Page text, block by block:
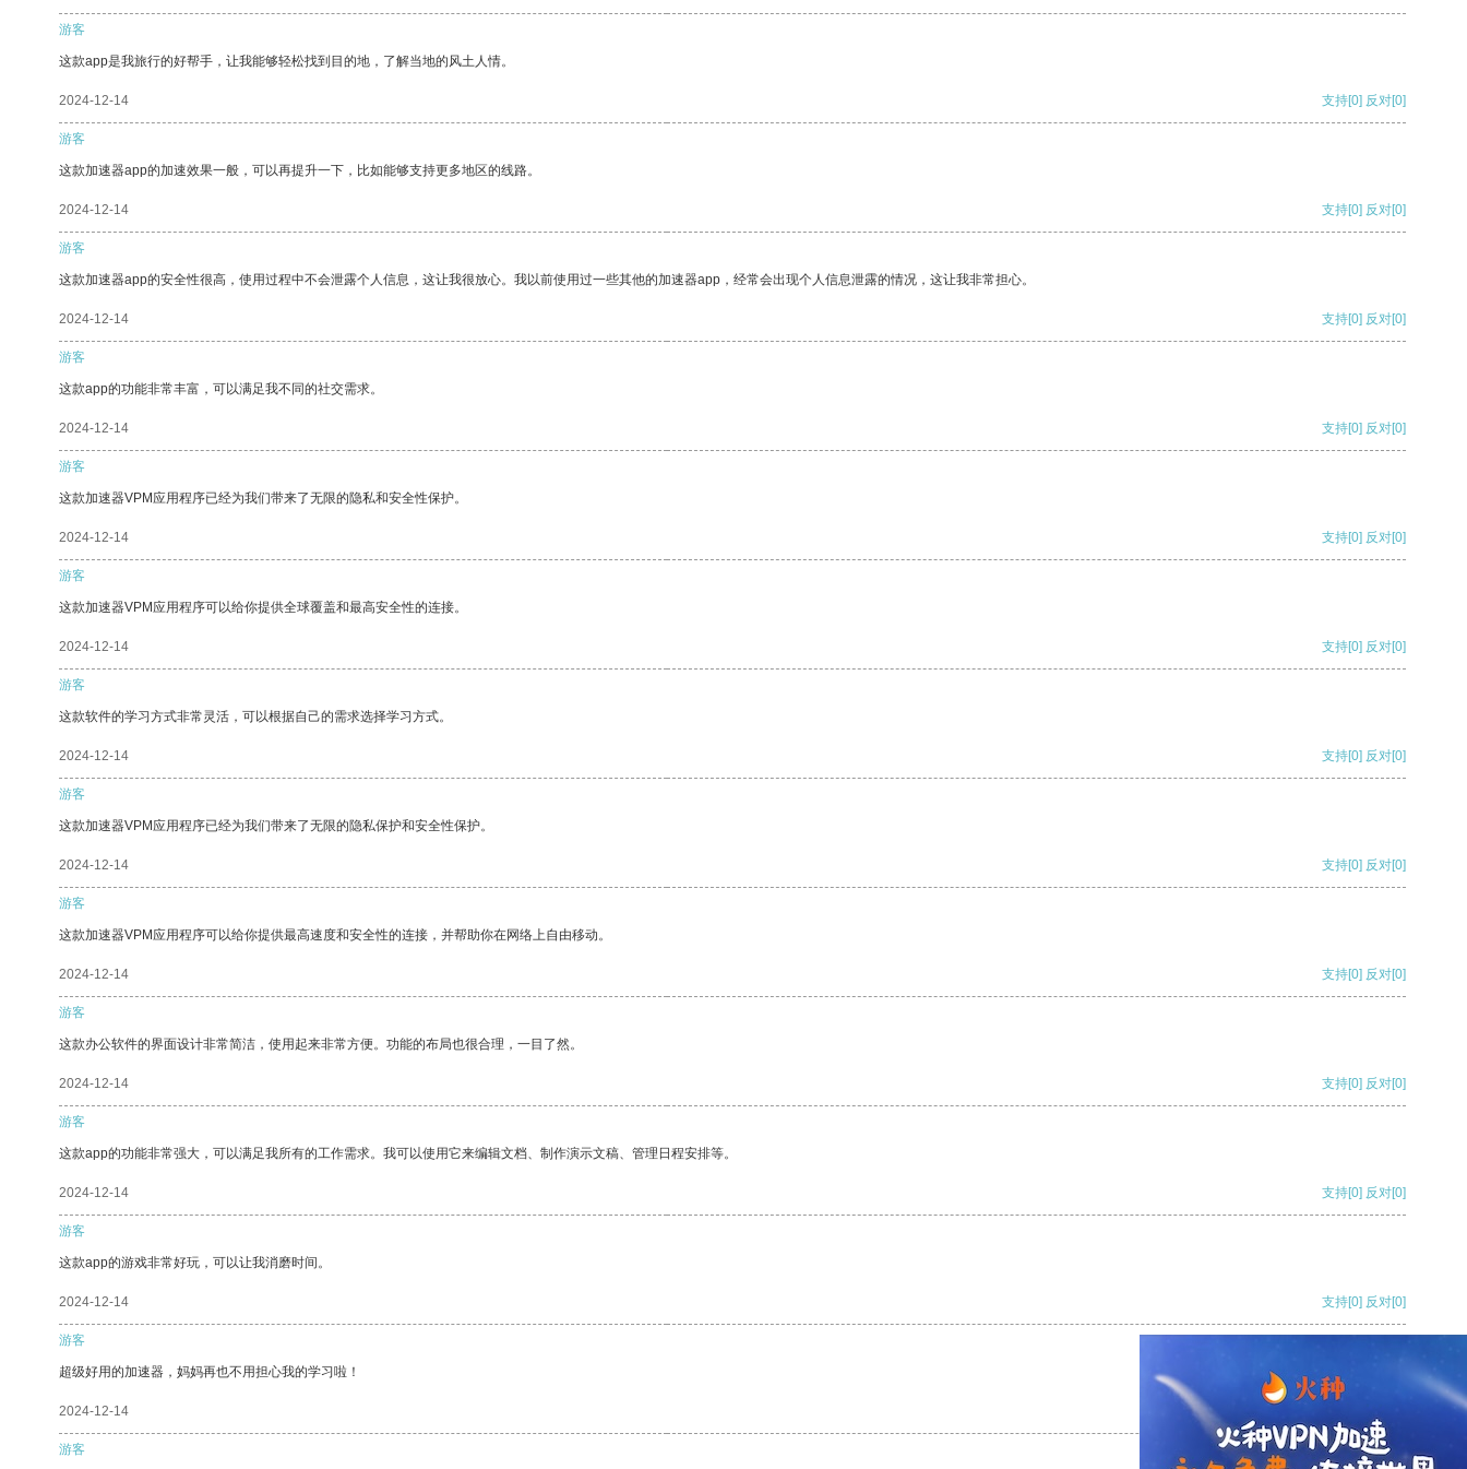
游客
这款app是我旅行的好帮手，让我能够轻松找到目的地，了解当地的风土人情。
2024-12-14 支持[0] 反对[0]
游客
这款加速器app的加速效果一般，可以再提升一下，比如能够支持更多地区的线路。
2024-12-14 支持[0] 反对[0]
游客
这款加速器app的安全性很高，使用过程中不会泄露个人信息，这让我很放心。我以前使用过一些其他的加速器app，经常会出现个人信息泄露的情况，这让我非常担心。
2024-12-14 支持[0] 反对[0]
游客
这款app的功能非常丰富，可以满足我不同的社交需求。
2024-12-14 支持[0] 反对[0]
游客
这款加速器VPM应用程序已经为我们带来了无限的隐私和安全性保护。
2024-12-14 支持[0] 反对[0]
游客
这款加速器VPM应用程序可以给你提供全球覆盖和最高安全性的连接。
2024-12-14 支持[0] 反对[0]
游客
这款软件的学习方式非常灵活，可以根据自己的需求选择学习方式。
2024-12-14 支持[0] 反对[0]
游客
这款加速器VPM应用程序已经为我们带来了无限的隐私保护和安全性保护。
2024-12-14 支持[0] 反对[0]
游客
这款加速器VPM应用程序可以给你提供最高速度和安全性的连接，并帮助你在网络上自由移动。
2024-12-14 支持[0] 反对[0]
游客
这款办公软件的界面设计非常简洁，使用起来非常方便。功能的布局也很合理，一目了然。
2024-12-14 支持[0] 反对[0]
游客
这款app的功能非常强大，可以满足我所有的工作需求。我可以使用它来编辑文档、制作演示文稿、管理日程安排等。
2024-12-14 支持[0] 反对[0]
游客
这款app的游戏非常好玩，可以让我消磨时间。
2024-12-14 支持[0] 反对[0]
游客
超级好用的加速器，妈妈再也不用担心我的学习啦！
2024-12-14
游客